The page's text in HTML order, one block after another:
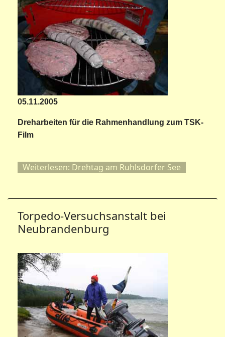
05.11.2005
Dreharbeiten für die Rahmenhandlung zum TSK-
Film
Weiterlesen: Drehtag am Ruhlsdorfer See
Torpedo-Versuchsanstalt bei
Neubrandenburg